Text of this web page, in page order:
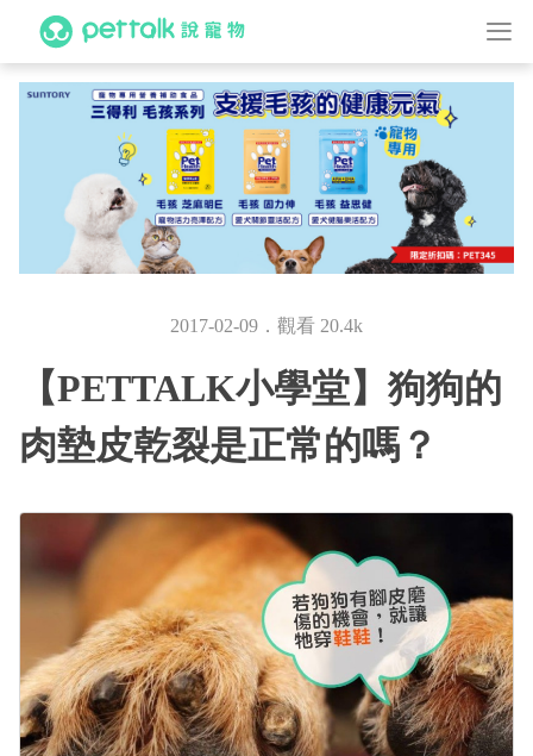
2017-02-09．觀看 20.4k
【PETTALK小學堂】狗狗的
肉墊皮乾裂是正常的嗎？